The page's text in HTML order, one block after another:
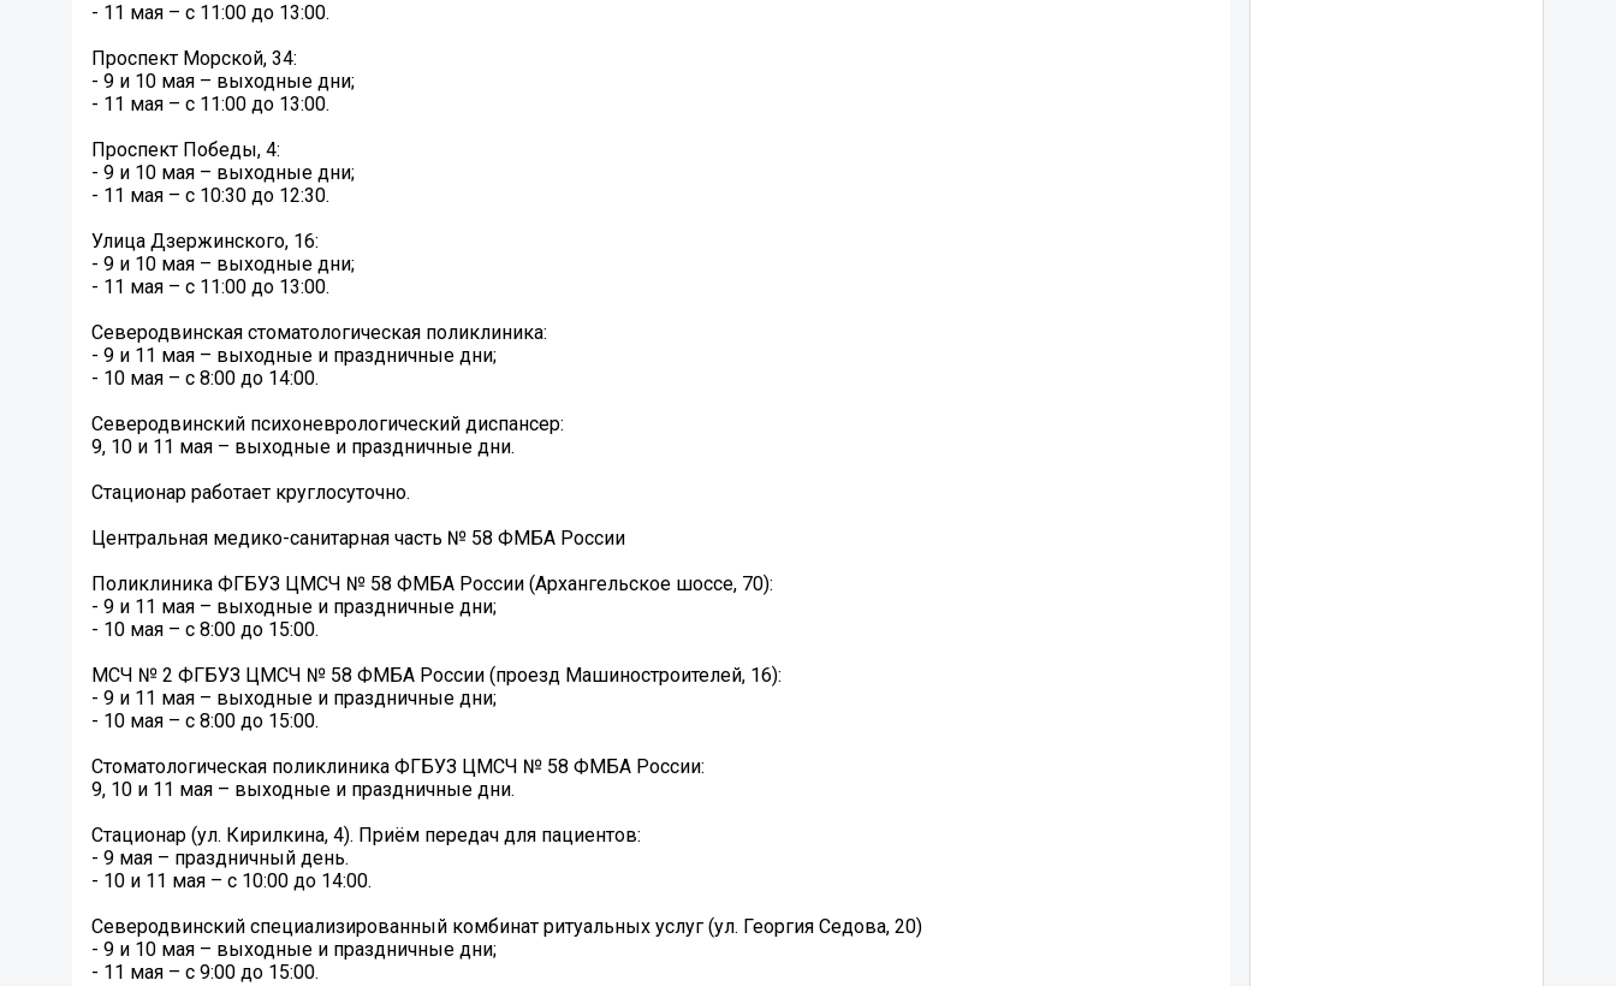
- 11 мая – с 11:00 до 13:00.
Проспект Морской, 34:
- 9 и 10 мая – выходные дни;
- 11 мая – с 11:00 до 13:00.
Проспект Победы, 4:
- 9 и 10 мая – выходные дни;
- 11 мая – с 10:30 до 12:30.
Улица Дзержинского, 16:
- 9 и 10 мая – выходные дни;
- 11 мая – с 11:00 до 13:00.
Северодвинская стоматологическая поликлиника:
- 9 и 11 мая – выходные и праздничные дни;
- 10 мая – с 8:00 до 14:00.
Северодвинский психоневрологический диспансер:
9, 10 и 11 мая – выходные и праздничные дни.
Стационар работает круглосуточно.
Центральная медико-санитарная часть № 58 ФМБА России
Поликлиника ФГБУЗ ЦМСЧ № 58 ФМБА России (Архангельское шоссе, 70):
- 9 и 11 мая – выходные и праздничные дни;
- 10 мая – с 8:00 до 15:00.
МСЧ № 2 ФГБУЗ ЦМСЧ № 58 ФМБА России (проезд Машиностроителей, 16):
- 9 и 11 мая – выходные и праздничные дни;
- 10 мая – с 8:00 до 15:00.
Стоматологическая поликлиника ФГБУЗ ЦМСЧ № 58 ФМБА России:
9, 10 и 11 мая – выходные и праздничные дни.
Стационар (ул. Кирилкина, 4). Приём передач для пациентов:
- 9 мая – праздничный день.
- 10 и 11 мая – с 10:00 до 14:00.
Северодвинский специализированный комбинат ритуальных услуг (ул. Георгия Седова, 20)
- 9 и 10 мая – выходные и праздничные дни;
- 11 мая – с 9:00 до 15:00.